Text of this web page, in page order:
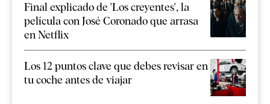
Final explicado de 'Los creyentes', la
película con José Coronado que arrasa
en Netflix
Los 12 puntos clave que debes revisar en
tu coche antes de viajar